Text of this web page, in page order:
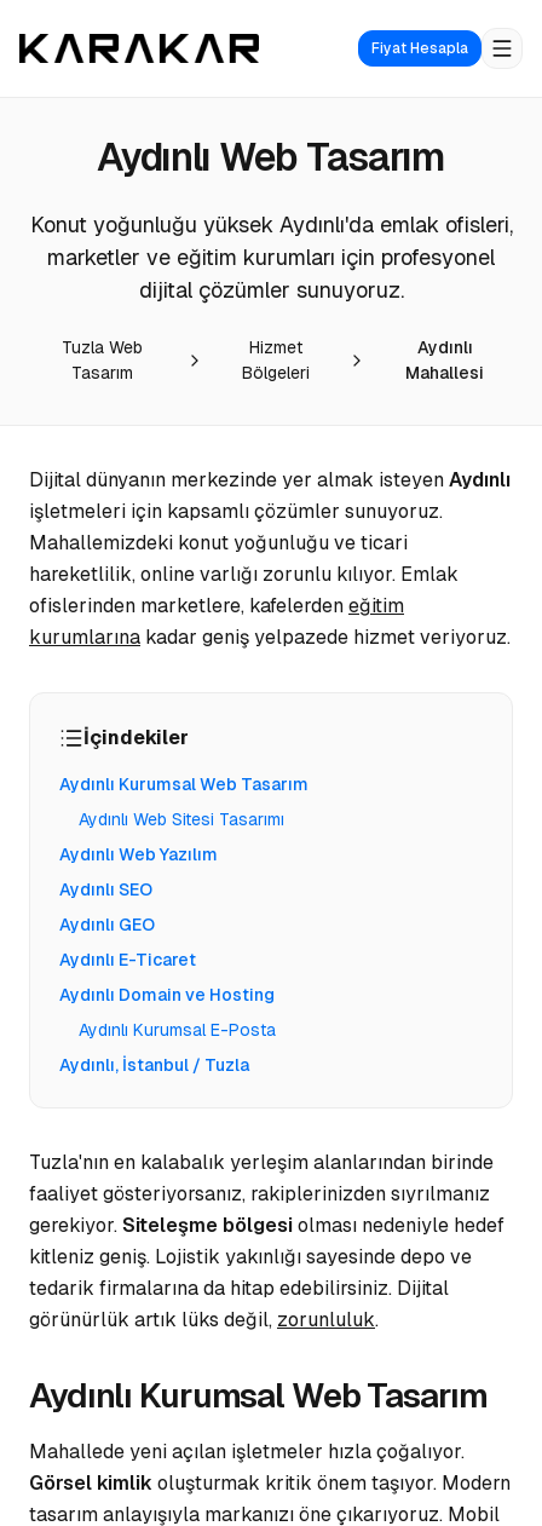
Fiyat Hesapla
Aydınlı Web Tasarım
Konut yoğunluğu yüksek Aydınlı'da emlak ofisleri,
marketler ve eğitim kurumları için profesyonel
dijital çözümler sunuyoruz.
Tuzla Web
Tasarım
Hizmet
Bölgeleri
Aydınlı
Mahallesi
Dijital dünyanın merkezinde yer almak isteyenAydınlı
işletmeleri için kapsamlı çözümler sunuyoruz.
Mahallemizdeki konut yoğunluğu ve ticari
hareketlilik, online varlığı zorunlu kılıyor. Emlak
ofislerinden marketlere, kafelerdeneğitim
kurumlarına kadar geniş yelpazede hizmet veriyoruz.
İçindekiler
Aydınlı Kurumsal Web Tasarım
Aydınlı Web Sitesi Tasarımı
Aydınlı Web Yazılım
Aydınlı SEO
Aydınlı GEO
Aydınlı E-Ticaret
Aydınlı Domain ve Hosting
Aydınlı Kurumsal E-Posta
Aydınlı, İstanbul / Tuzla
Tuzla'nın en kalabalık yerleşim alanlarından birinde
faaliyet gösteriyorsanız, rakiplerinizden sıyrılmanız
gerekiyor.Siteleşme bölgesiolması nedeniyle hedef
kitleniz geniş. Lojistik yakınlığı sayesindedepo ve
tedarik firmalarına da hitap edebilirsiniz. Dijital
görünürlük artık lüks değil, zorunluluk.
Aydınlı Kurumsal Web Tasarım
Mahallede yeni açılan işletmeler hızla çoğalıyor.
Görsel kimlik oluşturmak kritik önem taşıyor. Modern
tasarım anlayışıyla markanızıöne çıkarıyoruz. Mobil